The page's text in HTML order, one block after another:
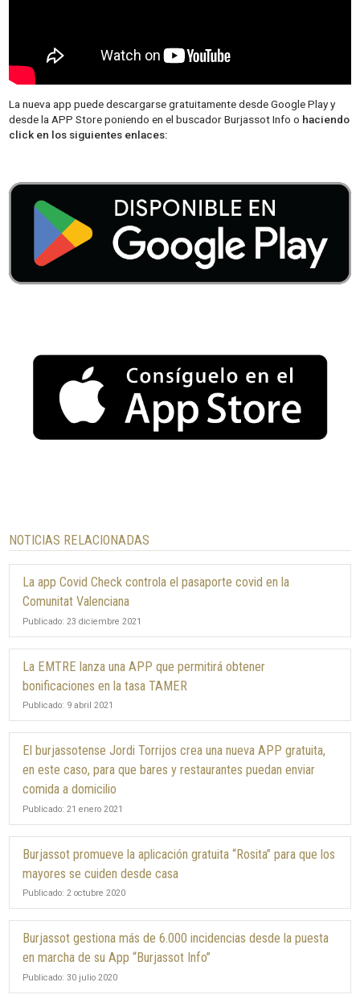
La nueva app puede descargarse gratuitamente desde Google Play y
desde la APP Store poniendo en el buscador Burjassot Info o haciendo
click en los siguientes enlaces:
NOTICIAS RELACIONADAS
La app Covid Check controla el pasaporte covid en la
Comunitat Valenciana
Publicado: 23 diciembre 2021
La EMTRE lanza una APP que permitirá obtener
bonificaciones en la tasa TAMER
Publicado: 9 abril 2021
El burjassotense Jordi Torrijos crea una nueva APP gratuita,
en este caso, para que bares y restaurantes puedan enviar
comida a domicilio
Publicado: 21 enero 2021
Burjassot promueve la aplicación gratuita “Rosita” para que los
mayores se cuiden desde casa
Publicado: 2 octubre 2020
Burjassot gestiona más de 6.000 incidencias desde la puesta
en marcha de su App “Burjassot Info”
Publicado: 30 julio 2020